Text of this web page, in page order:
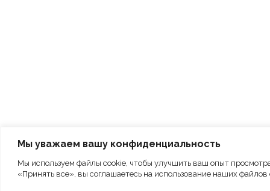
Мы уважаем вашу конфиденциальность
Мы используем файлы cookie, чтобы улучшить ваш опыт
«Принять все», вы соглашаетесь на использование наших файлов